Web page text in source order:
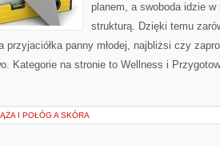
planem, a swoboda idzie
strukturą. Dzięki temu
przyjaciółka panny młodej, najbliżsi czy
Kategorie na stronie to Wellness i
I POŁÓG A SKÓRA